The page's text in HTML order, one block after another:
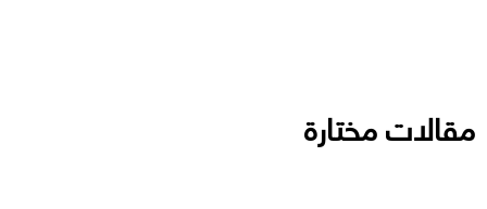
مقالات مختارة